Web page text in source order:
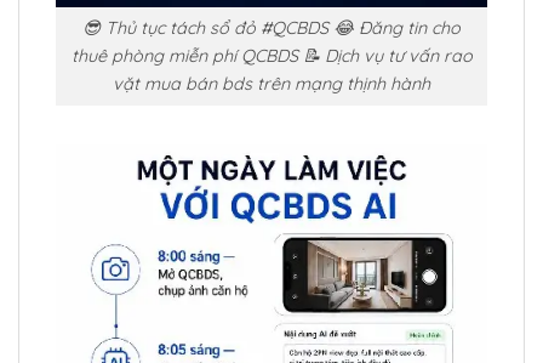
😎 Thủ tục tách sổ đỏ #QCBDS 😂 Đăng tin cho
thuê phòng miễn phí QCBDS 📝 Dịch vụ tư vấn rao
vặt mua bán bds trên mạng thịnh hành